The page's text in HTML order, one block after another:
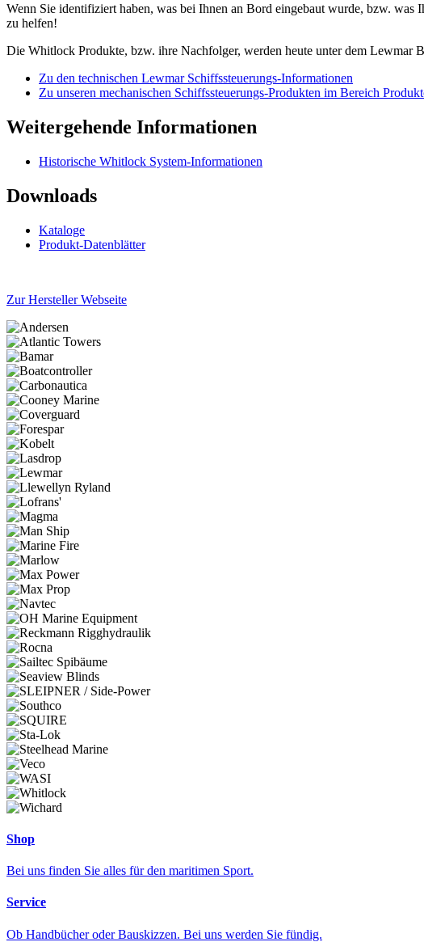
Wenn Sie identifiziert haben, was bei Ihnen an Bord eingebaut wurde, bzw. was
zu helfen!
Die Whitlock Produkte, bzw. ihre Nachfolger, werden heute unter dem Lewmar
Zu den technischen Lewmar Schiffssteuerungs-Informationen
Zu unseren mechanischen Schiffssteuerungs-Produkten im Bereich
Weitergehende Informationen
Historische Whitlock System-Informationen
Downloads
Kataloge
Produkt-Datenblätter
Zur Hersteller Webseite
Shop
Bei uns finden Sie alles für den maritimen Sport.
Service
Ob Handbücher oder Bauskizzen. Bei uns werden Sie fündig.